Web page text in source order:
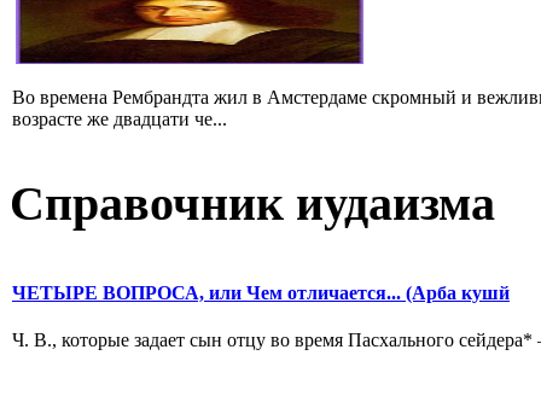
Во времена Рембрандта жил в Амстердаме скромный и
возрасте же двадцати че...
Справочник иудаизма
ЧЕТЫРЕ ВОПРОСА, или Чем отличается... (Арба кушй
Ч. В., которые задает сын отцу во время Пасхального